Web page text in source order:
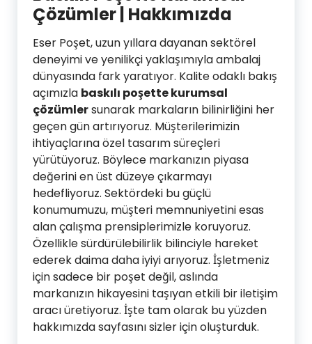
Çözümler | Hakkımızda
Eser Poşet, uzun yıllara dayanan sektörel
deneyimi ve yenilikçi yaklaşımıyla ambalaj
dünyasında fark yaratıyor. Kalite odaklı bakış
açımızla baskılı poşette kurumsal
çözümlersunarak markaların bilinirliğini her
geçen gün artırıyoruz. Müşterilerimizin
ihtiyaçlarına özel tasarım süreçleri
yürütüyoruz. Böylece markanızın piyasa
değerini en üst düzeye çıkarmayı
hedefliyoruz. Sektördeki bu güçlü
konumumuzu, müşteri memnuniyetini esas
alan çalışma prensiplerimizle koruyoruz.
Özellikle sürdürülebilirlik bilinciyle hareket
ederek daima daha iyiyi arıyoruz. İşletmeniz
için sadece bir poşet değil, aslında
markanızın hikayesini taşıyan etkili bir iletişim
aracı üretiyoruz. İşte tam olarak bu yüzden
hakkımızda sayfasını sizler için oluşturduk.